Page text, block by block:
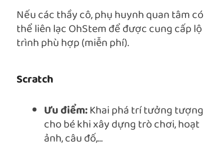
Nếu các thầy cô, phụ huynh quan tâm có
thể liên lạc OhStem để được cung cấp lộ
trình phù hợp (miễn phí).
Scratch
Ưu điểm:Khai phá trí tưởng tượng
cho bé khi xây dựng trò chơi, hoạt
ảnh, câu đố,…